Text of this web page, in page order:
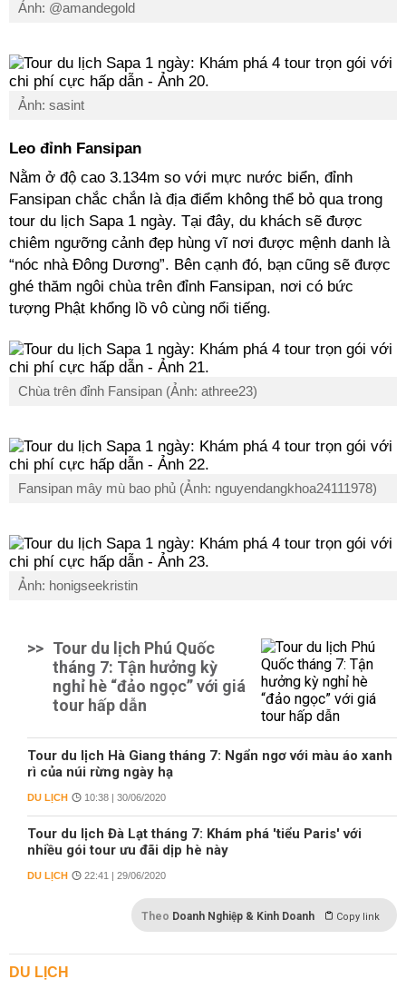
Ảnh: @amandegold
Ảnh: sasint
Leo đỉnh Fansipan
Nằm ở độ cao 3.134m so với mực nước biển, đỉnh
Fansipan chắc chắn là địa điểm không thể bỏ qua trong
tour du lịch Sapa 1 ngày. Tại đây, du khách sẽ được
chiêm ngưỡng cảnh đẹp hùng vĩ nơi được mệnh danh là
“nóc nhà Đông Dương”. Bên cạnh đó, bạn cũng sẽ được
ghé thăm ngôi chùa trên đỉnh Fansipan, nơi có bức
tượng Phật khổng lồ vô cùng nổi tiếng.
Chùa trên đỉnh Fansipan (Ảnh: athree23)
Fansipan mây mù bao phủ (Ảnh: nguyendangkhoa24111978)
Ảnh: honigseekristin
>> Tour du lịch Phú Quốc
tháng 7: Tận hưởng kỳ
nghỉ hè “đảo ngọc” với giá
tour hấp dẫn
Tour du lịch Hà Giang tháng 7: Ngẩn ngơ với màu áo xanh
rì của núi rừng ngày hạ
DU LỊCH 10:38 | 30/06/2020
Tour du lịch Đà Lạt tháng 7: Khám phá 'tiểu Paris' với
nhiều gói tour ưu đãi dịp hè này
DU LỊCH 22:41 | 29/06/2020
Theo Doanh Nghiệp & Kinh Doanh Copy link
DU LỊCH